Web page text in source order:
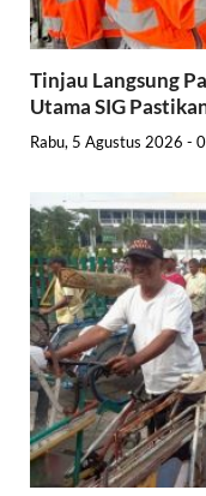
Tinjau Langsung
Utama SIG
Rabu, 5 Agustus 2026 -